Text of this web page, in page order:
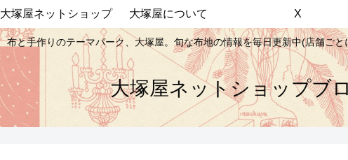
布と手作りのテーマパーク、大塚屋。旬な布地の情報を毎日更新中(店舗ご
大塚屋ネットショップブ
大塚屋ネットショップ 大塚屋について X